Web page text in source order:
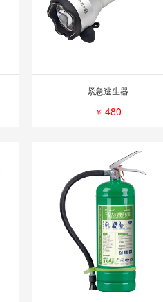
紧急逃生器
￥ 480